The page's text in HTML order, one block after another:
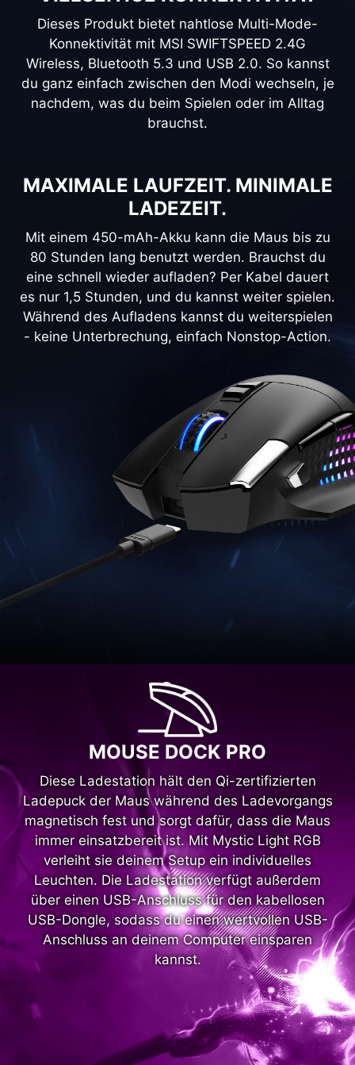
Dieses Produkt bietet nahtlose Multi-Mode-
Konnektivität mit MSI SWIFTSPEED 2.4G
Wireless, Bluetooth 5.3 und USB 2.0. So kannst
du ganz einfach zwischen den Modi wechseln, je
nachdem, was du beim Spielen oder im Alltag
brauchst.
MAXIMALE LAUFZEIT. MINIMALE
LADEZEIT.
Mit einem 450-mAh-Akku kann die Maus bis zu
80 Stunden lang benutzt werden. Brauchst du
eine schnell wieder aufladen? Per Kabel dauert
es nur 1,5 Stunden, und du kannst weiter spielen.
Während des Aufladens kannst du weiterspielen
- keine Unterbrechung, einfach Nonstop-Action.
MOUSE DOCK PRO
Diese Ladestation hält den Qi-zertifizierten
Ladepuck der Maus während des Ladevorgangs
magnetisch fest und sorgt dafür, dass die Maus
immer einsatzbereit ist. Mit Mystic Light RGB
verleiht sie deinem Setup ein individuelles
Leuchten. Die Ladestation verfügt außerdem
über einen USB-Anschluss für den kabellosen
USB-Dongle, sodass du einen wertvollen USB-
Anschluss an deinem Computer einsparen
kannst.